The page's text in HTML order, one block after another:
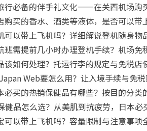
行必备的伴手礼文化——在关西机场购
买的香水、酒类等液体，是否可以带
以带上飞机吗？详细解说登机随身物
需提前几小时办理登机手续？机场免
如何处理？托运行李的规定与免税店
Web要怎么用？让入境手续与免
买的热销保健品有哪些？按目的分类
健品怎么选？从美肌到抗疲劳，日本必
以带上飞机吗？容量限制与注意事项